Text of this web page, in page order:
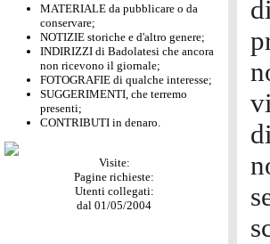
MATERIALE da pubblicare o da
conservare;
NOTIZIE storiche e d'altro genere;
INDIRIZZI di Badolatesi che ancora
non ricevono il giornale;
FOTOGRAFIE di qualche interesse;
SUGGERIMENTI, che terremo
presenti;
CONTRIBUTI in denaro.
Visite:
Pagine richieste:
Utenti collegati:
dal 01/05/2004